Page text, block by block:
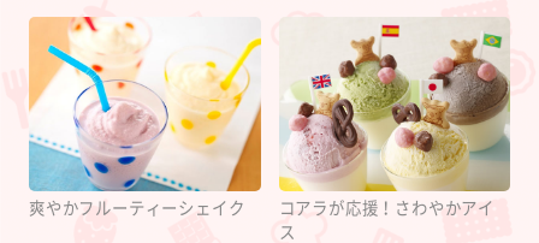
爽やかフルーティーシェイク
コアラが応援！さわやかアイ
ス